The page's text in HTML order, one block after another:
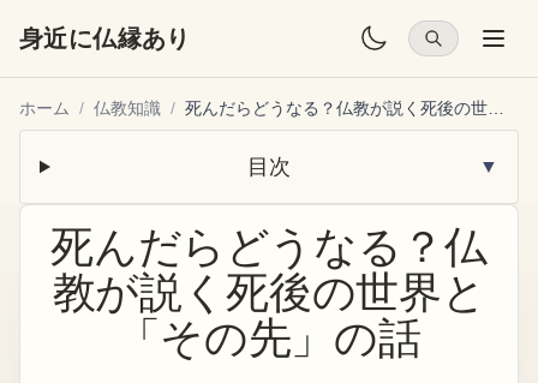
身近に仏縁あり
ホーム / 仏教知識 /
目次 ▼
死んだらどうなる？仏
教が説く死後の世界と
「その先」の話